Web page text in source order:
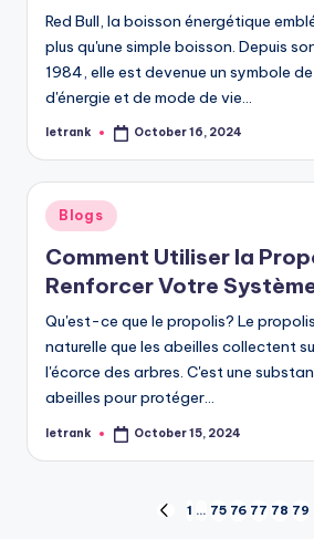
Red Bull, la boisson énergétique
plus qu'une simple boisson. Depuis
1984, elle est devenue un symbole
d'énergie et de mode de vie…
Posted
letrank October 16, 2024
Posted
in
Blogs
Comment Utiliser la
Renforcer Votre
Qu'est-ce que le propolis? Le
naturelle que les abeilles collectent
l'écorce des arbres. C'est une
abeilles pour protéger…
Posted
letrank October 15, 2024
PREVIOUS
1 … 75 76 77 78 79